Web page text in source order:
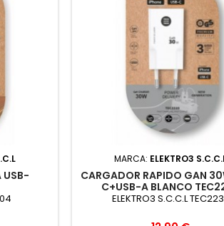
USB-
MARCA: ELEKTRO3
CARGADOR RAPIDO GAN
C+USB-A BLANCO
ELEKTRO3 S.C.C.L